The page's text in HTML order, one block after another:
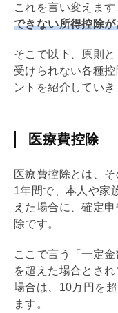
これを言い変えます
できない所得控除が
そこで以下、原則
受けられない各種
ントを紹介していき
医療費控除
医療費控除とは、
1年間で、本人や家
えた場合に、確定
除です。
ここで言う「一定
を超えた場合とさ
場合は、10万円を
ます。